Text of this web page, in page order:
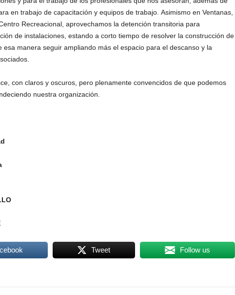
en trabajo de capacitación y equipos de trabajo. Asimismo en Ventanas,
Recreacional, aprovechamos la detención transitoria para
de instalaciones, estando a corto tiempo de resolver la construcción de
esa manera seguir ampliando más el espacio para el descanso y la
con claros y oscuros, pero plenamente convencidos de que podemos
nuestra organización.
Tweet Follow us